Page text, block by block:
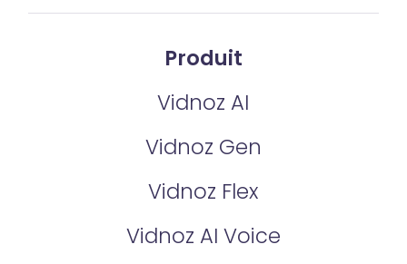
Produit
Vidnoz AI
Vidnoz Gen
Vidnoz Flex
Vidnoz AI Voice